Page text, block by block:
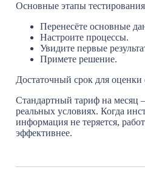
Основные этапы
Перенесёте основные
Настроите процессы.
Увидите первые
Примете решение.
Достаточный срок для оценки
Стандартный тариф на месяц
реальных условиях. Когда
информация не теряется,
эффективнее.